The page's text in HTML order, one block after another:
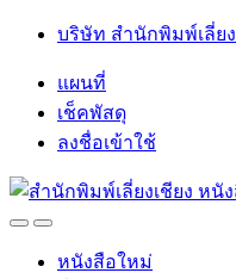
Skip
navigation
Skip
บริษัท สำนักพิมพ์เลี่ย
แผนที่
เช็คพัสดุ
ลงชื่อเข้าใช้
OpenClose
หนังสือใหม่